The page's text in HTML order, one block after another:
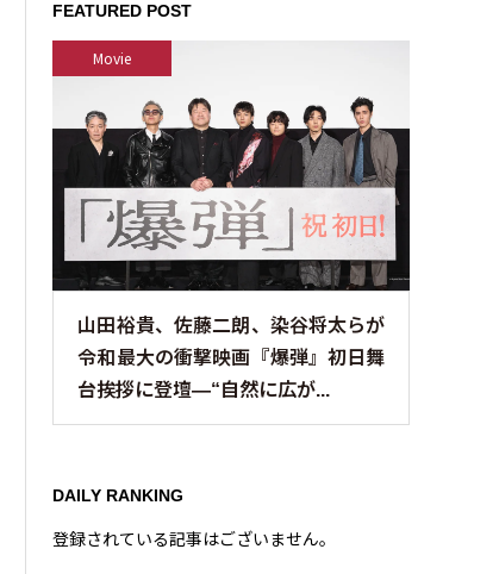
FEATURED POST
Movie
山田裕貴、佐藤二朗、染谷将太らが
令和最大の衝撃映画『爆弾』初日舞
台挨拶に登壇—“自然に広が...
DAILY RANKING
登録されている記事はございません。